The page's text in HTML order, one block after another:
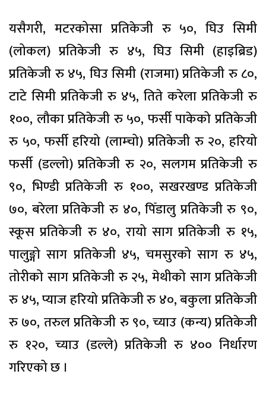
यसैगरी, मटरकोसा प्रतिकेजी रु ५०, घिउ सिमी
(लोकल) प्रतिकेजी रु ४५, घिउ सिमी (हाइब्रिड)
प्रतिकेजी रु ४५, घिउ सिमी (राजमा) प्रतिकेजी रु ८०,
टाटे सिमी प्रतिकेजी रु ४५, तिते करेला प्रतिकेजी रु
१००, लौका प्रतिकेजी रु ५०, फर्सी पाकेको प्रतिकेजी
रु ५०, फर्सी हरियो (लाम्चो) प्रतिकेजी रु २०, हरियो
फर्सी (डल्लो) प्रतिकेजी रु २०, सलगम प्रतिकेजी रु
९०, भिण्डी प्रतिकेजी रु १००, सखरखण्ड प्रतिकेजी
७०, बरेला प्रतिकेजी रु ४०, पिँडालु प्रतिकेजी रु ९०,
स्कूस प्रतिकेजी रु ४०, रायो साग प्रतिकेजी रु १५,
पालुङ्गो साग प्रतिकेजी ४५, चमसुरको साग रु ४५,
तोरीको साग प्रतिकेजी रु २५, मेथीको साग प्रतिकेजी
रु ४५, प्याज हरियो प्रतिकेजी रु ४०, बकुला प्रतिकेजी
रु ७०, तरुल प्रतिकेजी रु ९०, च्याउ (कन्य) प्रतिकेजी
रु १२०, च्याउ (डल्ले) प्रतिकेजी रु ४०० निर्धारण
गरिएको छ ।